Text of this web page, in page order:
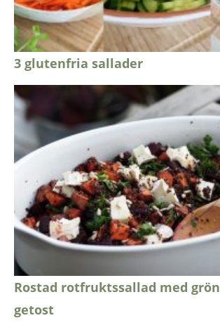
3 glutenfria sallader
Rostad rotfruktssallad med
getost